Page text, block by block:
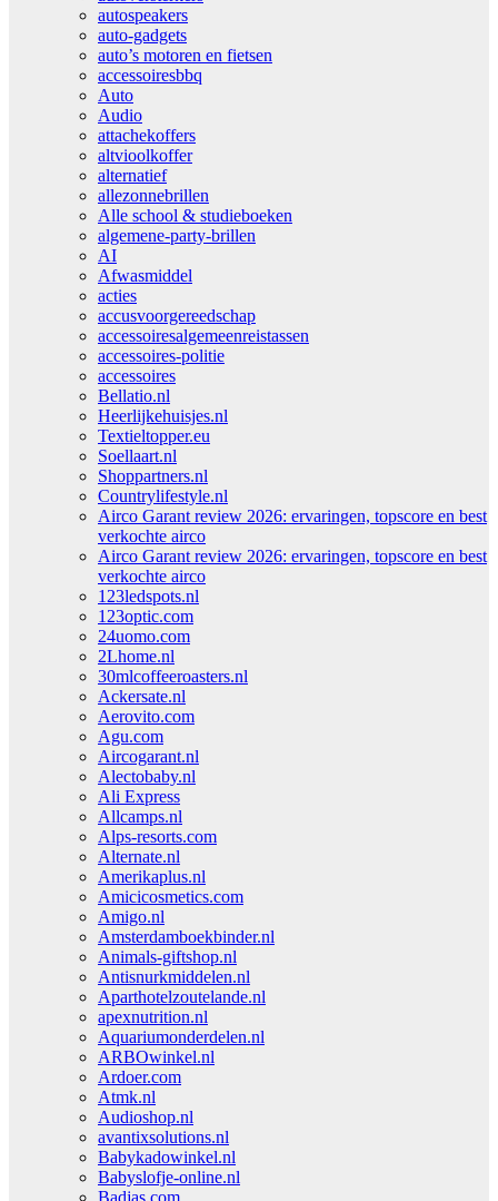
autospeakers
auto-gadgets
auto’s motoren en fietsen
accessoiresbbq
Auto
Audio
attachekoffers
altvioolkoffer
alternatief
allezonnebrillen
Alle school & studieboeken
algemene-party-brillen
AI
Afwasmiddel
acties
accusvoorgereedschap
accessoiresalgemeenreistassen
accessoires-politie
accessoires
Bellatio.nl
Heerlijkehuisjes.nl
Textieltopper.eu
Soellaart.nl
Shoppartners.nl
Countrylifestyle.nl
Airco Garant review 2026: ervaringen, topscore en best
verkochte airco
Airco Garant review 2026: ervaringen, topscore en best
verkochte airco
123ledspots.nl
123optic.com
24uomo.com
2Lhome.nl
30mlcoffeeroasters.nl
Ackersate.nl
Aerovito.com
Agu.com
Aircogarant.nl
Alectobaby.nl
Ali Express
Allcamps.nl
Alps-resorts.com
Alternate.nl
Amerikaplus.nl
Amicicosmetics.com
Amigo.nl
Amsterdamboekbinder.nl
Animals-giftshop.nl
Antisnurkmiddelen.nl
Aparthotelzoutelande.nl
apexnutrition.nl
Aquariumonderdelen.nl
ARBOwinkel.nl
Ardoer.com
Atmk.nl
Audioshop.nl
avantixsolutions.nl
Babykadowinkel.nl
Babyslofje-online.nl
Badjas.com